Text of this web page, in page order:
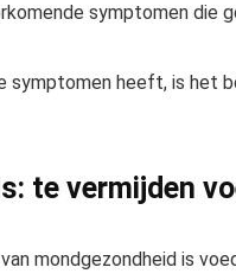
symptomen die
symptomen heeft, is het
te vermijden
mondgezondheid is